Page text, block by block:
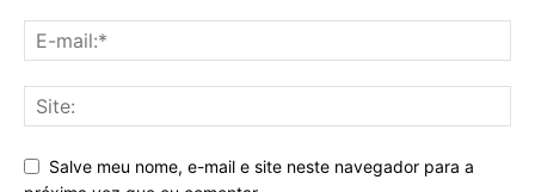
Salve meu nome, e-mail e site neste navegador para a